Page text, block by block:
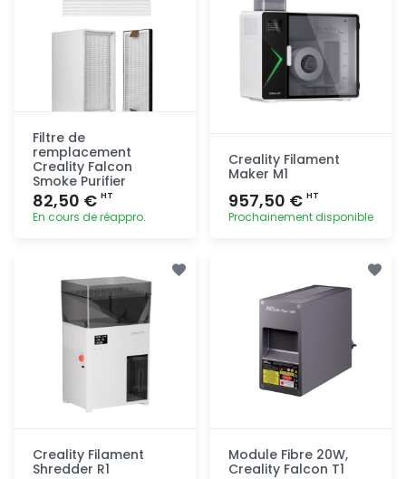
Filtre de
remplacement
Creality Falcon
Smoke Purifier
82,50 € HT
En cours de réappro.
rapide
Creality Filament
Maker M1
957,50 € HT
Prochainement disponible
Creality Filament
Shredder R1
Module Fibre 20W,
Creality Falcon T1